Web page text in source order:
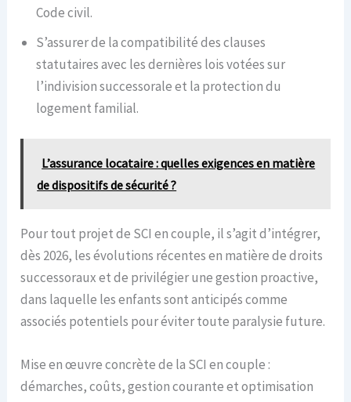
Code civil.
S’assurer de la compatibilité des clauses
statutaires avec les dernières lois votées sur
l’indivision successorale et la protection du
logement familial.
L’assurance locataire : quelles exigences en matière
de dispositifs de sécurité ?
Pour tout projet de SCI en couple, il s’agit d’intégrer,
dès 2026, les évolutions récentes en matière de droits
successoraux et de privilégier une gestion proactive,
dans laquelle les enfants sont anticipés comme
associés potentiels pour éviter toute paralysie future.
Mise en œuvre concrète de la SCI en couple :
démarches, coûts, gestion courante et optimisation